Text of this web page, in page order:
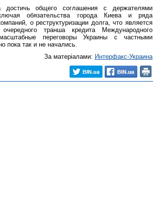
общего соглашения с держателями
обязательства города Киева и ряда
о реструктуризации долга, что является
транша кредита Международного
переговоры Украины с частными
пока так и не начались.
За матеріалами: Интерфакс-Украина